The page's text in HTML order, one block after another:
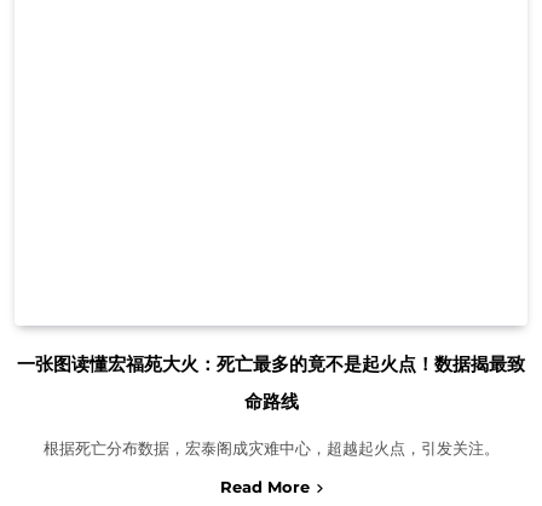
一张图读懂宏福苑大火：死亡最多的竟不是起火点！数据揭最致
命路线
根据死亡分布数据，宏泰阁成灾难中心，超越起火点，引发关注。
Read More